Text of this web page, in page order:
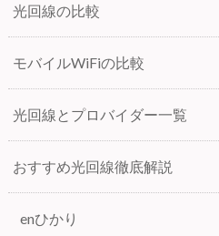
光回線の比較
モバイルWiFiの比較
光回線とプロバイダー一覧
おすすめ光回線徹底解説
enひかり